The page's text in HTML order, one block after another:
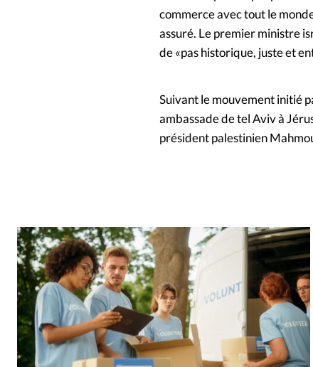
commerce avec tout le
assuré. Le premier ministre
de «pas historique, juste et
Suivant le mouvement initié
ambassade de tel Aviv à
président palestinien